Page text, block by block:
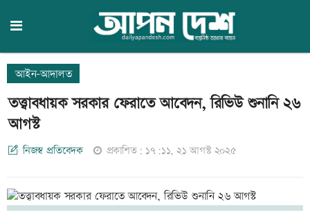
আইন-আদালত
তত্ত্বাবধায়ক সরকার ফেরাতে আবেদন, রিভিউ শুনানি ২৬
আগস্ট
নিজস্ব প্রতিবেদক প্রকাশিত: ১৭:১১, ২১ আগস্ট ২০২৫